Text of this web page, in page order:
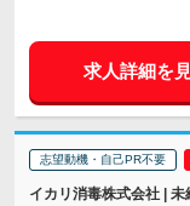
求人詳細を
志望動機・自己PR不要
イカリ消毒株式会社 |